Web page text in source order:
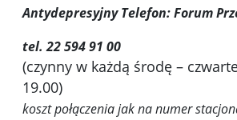
Antydepresyjny Telefon: Forum
tel. 22 594 91 00
(czynny w każdą środę –
19.00)
koszt połączenia jak na numer